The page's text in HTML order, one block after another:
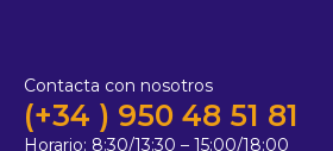
Contacta con nosotros
(+34 ) 950 48 51 81
Horario: 8:30/13:30 – 15:00/18:00